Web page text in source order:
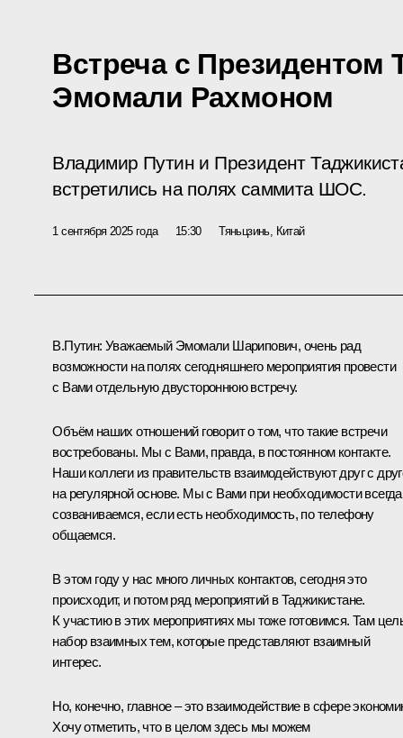
Встреча с Президентом
Эмомали Рахмоном
Владимир Путин и Президент
встретились на полях саммита ШОС.
1 сентября 2025 года 15:30 Тяньцзинь, Китай
В.Путин: Уважаемый Эмомали Шарипович, очень рад
возможности на полях сегодняшнего мероприятия провести
с Вами отдельную двустороннюю встречу.
Объём наших отношений говорит о том, что такие встречи
востребованы. Мы с Вами, правда, в постоянном контакте.
Наши коллеги из правительств взаимодействуют друг с
на регулярной основе. Мы с Вами при необходимости всегда
созваниваемся, если есть необходимость, по телефону
общаемся.
В этом году у нас много личных контактов, сегодня это
происходит, и потом ряд мероприятий в Таджикистане.
К участию в этих мероприятиях мы тоже готовимся. Там
набор взаимных тем, которые представляют взаимный
интерес.
Но, конечно, главное – это взаимодействие в сфере
Хочу отметить, что в целом здесь мы можем